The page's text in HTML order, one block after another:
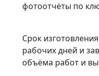
фотоотчёты по
Срок
рабочих дней и
объёма работ и